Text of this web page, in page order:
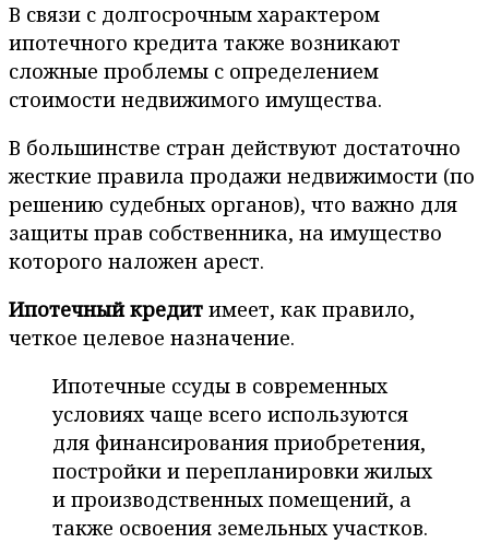
В связи с долгосрочным характером
ипотечного кредита также возникают
сложные проблемы с определением
стоимости недвижимого имущества.
В большинстве стран действуют достаточно
жесткие правила продажи недвижимости (по
решению судебных органов), что важно для
защиты прав собственника, на имущество
которого наложен арест.
Ипотечный кредит имеет, как правило,
четкое целевое назначение.
Ипотечные ссуды в современных
условиях чаще всего используются
для финансирования приобретения,
постройки и перепланировки жилых
и производственных помещений, а
также освоения земельных участков.